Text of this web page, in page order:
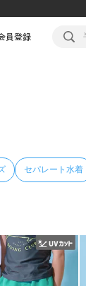
員登録
セパレート水着